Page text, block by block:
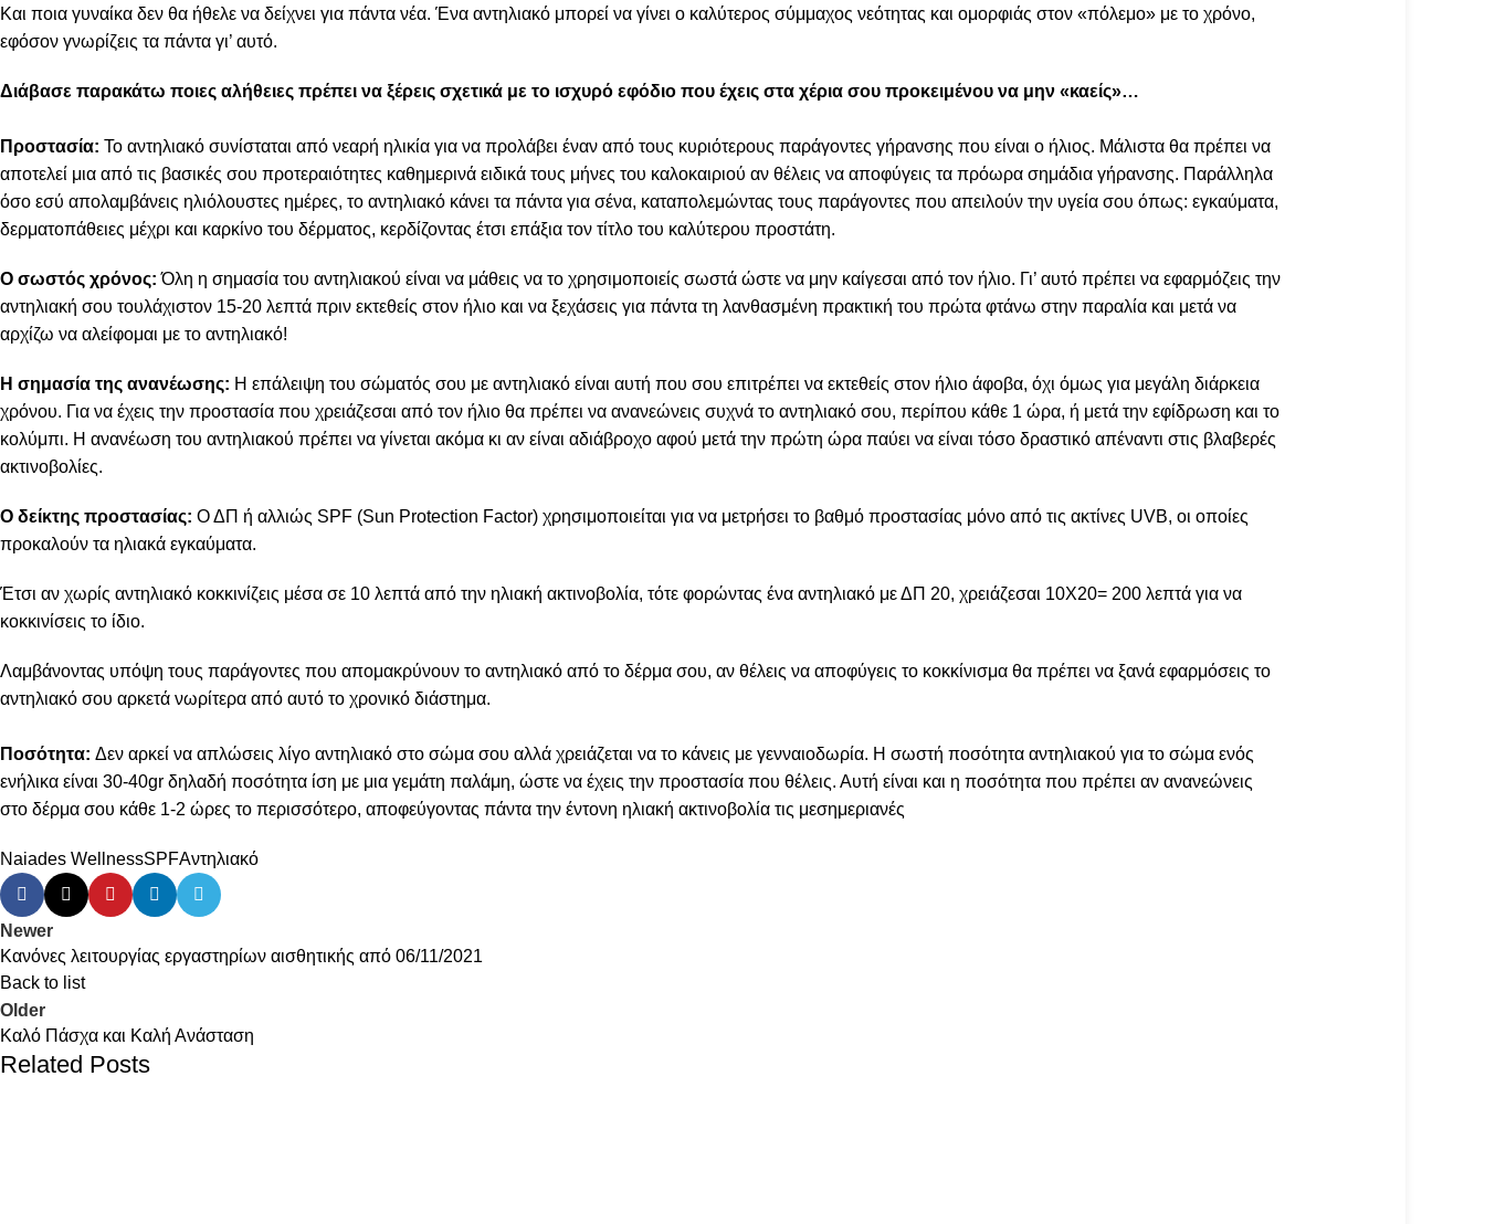
Και ποια γυναίκα δεν θα ήθελε να δείχνει για πάντα νέα. Ένα αντηλιακό μπορεί να γίνει ο καλύτερος σύμμαχος νεότητας και ομορφιάς στον «πόλεμο» με το χρόνο,
εφόσον γνωρίζεις τα πάντα γι’ αυτό.
Διάβασε παρακάτω ποιες αλήθειες πρέπει να ξέρεις σχετικά με το ισχυρό εφόδιο που έχεις στα χέρια σου προκειμένου να μην «καείς»…
Προστασία: Το αντηλιακό συνίσταται από νεαρή ηλικία για να προλάβει έναν από τους κυριότερους παράγοντες γήρανσης που είναι ο ήλιος. Μάλιστα θα πρέπει να
αποτελεί μια από τις βασικές σου προτεραιότητες καθημερινά ειδικά τους μήνες του καλοκαιριού αν θέλεις να αποφύγεις τα πρόωρα σημάδια γήρανσης. Παράλληλα
όσο εσύ απολαμβάνεις ηλιόλουστες ημέρες, το αντηλιακό κάνει τα πάντα για σένα, καταπολεμώντας τους παράγοντες που απειλούν την υγεία σου όπως: εγκαύματα,
δερματοπάθειες μέχρι και καρκίνο του δέρματος, κερδίζοντας έτσι επάξια τον τίτλο του καλύτερου προστάτη.
Ο σωστός χρόνος:Όλη η σημασία του αντηλιακού είναι να μάθεις να το χρησιμοποιείς σωστά ώστε να μην καίγεσαι από τον ήλιο. Γι’ αυτό πρέπει να εφαρμόζεις την
αντηλιακή σου τουλάχιστον 15-20 λεπτά πριν εκτεθείς στον ήλιο και να ξεχάσεις για πάντα τη λανθασμένη πρακτική του πρώτα φτάνω στην παραλία και μετά να
αρχίζω να αλείφομαι με το αντηλιακό!
Η σημασία της ανανέωσης: Η επάλειψη του σώματός σου με αντηλιακό είναι αυτή που σου επιτρέπει να εκτεθείς στον ήλιο άφοβα, όχι όμως για μεγάλη διάρκεια
χρόνου. Για να έχεις την προστασία που χρειάζεσαι από τον ήλιο θα πρέπει να ανανεώνεις συχνά το αντηλιακό σου, περίπου κάθε 1 ώρα, ή μετά την εφίδρωση και το
κολύμπι. Η ανανέωση του αντηλιακού πρέπει να γίνεται ακόμα κι αν είναι αδιάβροχο αφού μετά την πρώτη ώρα παύει να είναι τόσο δραστικό απέναντι στις βλαβερές
ακτινοβολίες.
Ο δείκτης προστασίας: Ο ΔΠ ή αλλιώς SPF (Sun Protection Factor) χρησιμοποιείται για να μετρήσει το βαθμό προστασίας μόνο από τις ακτίνες UVB, οι οποίες
προκαλούν τα ηλιακά εγκαύματα.
Έτσι αν χωρίς αντηλιακό κοκκινίζεις μέσα σε 10 λεπτά από την ηλιακή ακτινοβολία, τότε φορώντας ένα αντηλιακό με ΔΠ 20, χρειάζεσαι 10Χ20= 200 λεπτά για να
κοκκινίσεις το ίδιο.
Λαμβάνοντας υπόψη τους παράγοντες που απομακρύνουν το αντηλιακό από το δέρμα σου, αν θέλεις να αποφύγεις το κοκκίνισμα θα πρέπει να ξανά εφαρμόσεις το
αντηλιακό σου αρκετά νωρίτερα από αυτό το χρονικό διάστημα.
Ποσότητα: Δεν αρκεί να απλώσεις λίγο αντηλιακό στο σώμα σου αλλά χρειάζεται να το κάνεις με γενναιοδωρία. Η σωστή ποσότητα αντηλιακού για το σώμα ενός
ενήλικα είναι 30-40gr δηλαδή ποσότητα ίση με μια γεμάτη παλάμη, ώστε να έχεις την προστασία που θέλεις. Αυτή είναι και η ποσότητα που πρέπει αν ανανεώνεις
στο δέρμα σου κάθε 1-2 ώρες το περισσότερο, αποφεύγοντας πάντα την έντονη ηλιακή ακτινοβολία τις μεσημεριανές
Naiades WellnessSPFΑντηλιακό
Newer
Κανόνες λειτουργίας εργαστηρίων αισθητικής από 06/11/2021
Back to list
Older
Καλό Πάσχα και Καλή Ανάσταση
Related Posts